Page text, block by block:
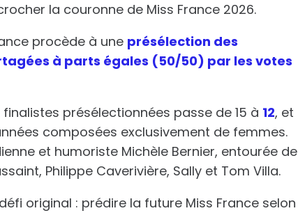
la couronne de Miss France 2026.
procède à une présélection des
à parts égales (50/50) par les votes
présélectionnées passe de 15 à 12, et
composées exclusivement de femmes.
et humoriste Michèle Bernier, entourée de
Philippe Caverivière, Sally et Tom Villa.
défi original : prédire la future Miss France selon